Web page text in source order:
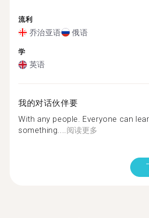
流利
乔治亚语 俄语
学
英语
我的对话伙伴要
With any people. Everyone can
something....阅读更多